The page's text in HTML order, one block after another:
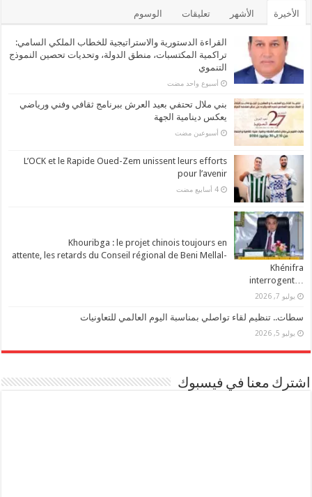
الأخيرة الأشهر تعليقات الوسوم
القراءة الدستورية والاستراتيجية للخطاب الملكي السامي:
تراكمية المكتسبات، منطق الدولة، وتحديات تحصين النموذج
التنموي
‏أسبوع واحد مضت
بني ملال تحتفي بعيد العرش ببرنامج ثقافي وفني ورياضي
يعكس دينامية الجهة
‏أسبوعين مضت
L’OCK et le Rapide Oued-Zem unissent leurs efforts
pour l’avenir
‏4 أسابيع مضت
Khouribga : le projet chinois toujours en
attente, les retards du Conseil régional de Beni Mellal-
Khénifra
…interrogent
يوليو 7, 2026
سطات.. تنظيم لقاء تواصلي بمناسبة اليوم العالمي للتعاونيات
يوليو 5, 2026
اشترك معنا في فيسبوك